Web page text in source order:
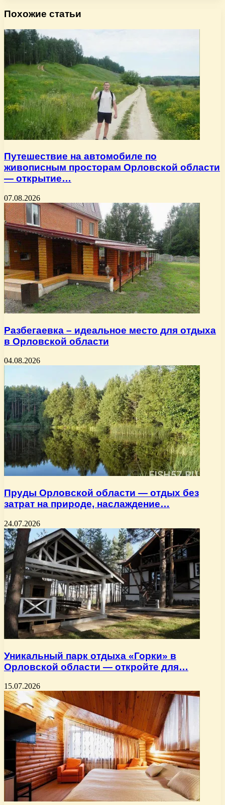
Похожие статьи
Путешествие на автомобиле по
живописным просторам Орловской области
— открытие…
07.08.2026
Разбегаевка – идеальное место для отдыха
в Орловской области
04.08.2026
Пруды Орловской области — отдых без
затрат на природе, наслаждение…
24.07.2026
Уникальный парк отдыха «Горки» в
Орловской области — откройте для…
15.07.2026